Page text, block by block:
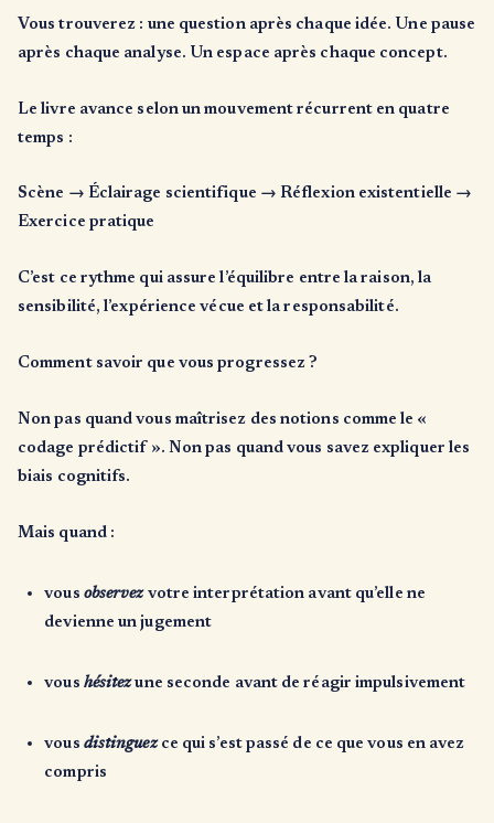
Vous trouverez : une question après chaque idée. Une pause
après chaque analyse. Un espace après chaque concept.
Le livre avance selon un mouvement récurrent en quatre
temps :
Scène → Éclairage scientifique → Réflexion existentielle →
Exercice pratique
C’est ce rythme qui assure l’équilibre entre la raison, la
sensibilité, l’expérience vécue et la responsabilité.
Comment savoir que vous progressez ?
Non pas quand vous maîtrisez des notions comme le «
codage prédictif ». Non pas quand vous savez expliquer les
biais cognitifs.
Mais quand :
vous observezvotre interprétation avant qu’elle ne
devienne un jugement
vous hésitezune seconde avant de réagir impulsivement
vous distinguezce qui s’est passé de ce que vous en avez
compris